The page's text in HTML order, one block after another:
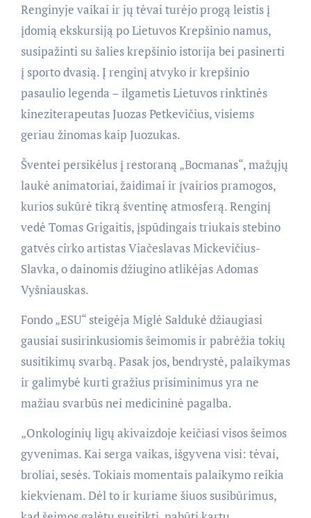
Renginyje vaikai ir jų tėvai turėjo progą leistis į
įdomią ekskursiją po Lietuvos Krepšinio namus,
susipažinti su šalies krepšinio istorija bei pasinerti
į sporto dvasią. Į renginį atvyko ir krepšinio
pasaulio legenda – ilgametis Lietuvos rinktinės
kineziterapeutas Juozas Petkevičius, visiems
geriau žinomas kaip Juozukas.
Šventei persikėlus į restoraną „Bocmanas“, mažųjų
laukė animatoriai, žaidimai ir įvairios pramogos,
kurios sukūrė tikrą šventinę atmosferą. Renginį
vedė Tomas Grigaitis, įspūdingais triukais stebino
gatvės cirko artistas Viačeslavas Mickevičius-
Slavka, o dainomis džiugino atlikėjas Adomas
Vyšniauskas.
Fondo „ESU“ steigėja Miglė Saldukė džiaugiasi
gausiai susirinkusiomis šeimomis ir pabrėžia tokių
susitikimų svarbą. Pasak jos, bendrystė, palaikymas
ir galimybė kurti gražius prisiminimus yra ne
mažiau svarbūs nei medicininė pagalba.
„Onkologinių ligų akivaizdoje keičiasi visos šeimos
gyvenimas. Kai serga vaikas, išgyvena visi: tėvai,
broliai, sesės. Tokiais momentais palaikymo reikia
kiekvienam. Dėl to ir kuriame šiuos susibūrimus,